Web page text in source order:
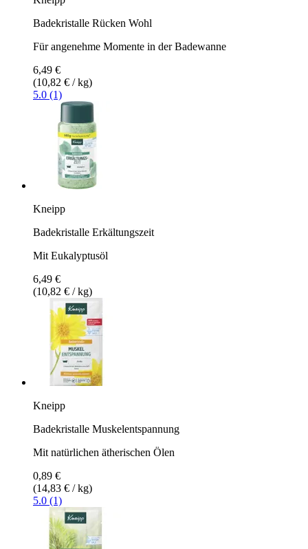
Badekristalle Rücken Wohl
Für angenehme Momente in der Badewanne
6,49 €
(10,82 € / kg)
5.0 (1)
Kneipp
Badekristalle Erkältungszeit
Mit Eukalyptusöl
6,49 €
(10,82 € / kg)
Kneipp
Badekristalle Muskelentspannung
Mit natürlichen ätherischen Ölen
0,89 €
(14,83 € / kg)
5.0 (1)